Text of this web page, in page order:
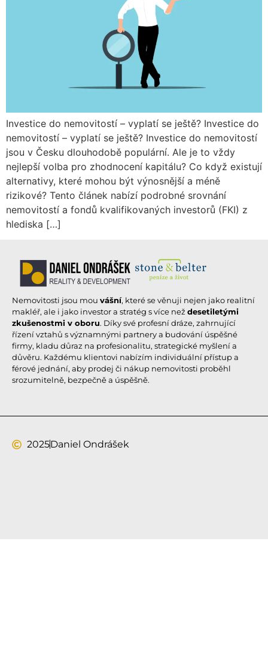
Investice do nemovitostí – vyplatí se ještě? Investice do
nemovitostí – vyplatí se ještě? Investice do nemovitostí
jsou v Česku dlouhodobě populární. Ale je to vždy
nejlepší volba pro zhodnocení kapitálu? Co když existují
alternativy, které mohou být výnosnější a méně
rizikové? Tento článek nabízí podrobné srovnání
nemovitostí a fondů kvalifikovaných investorů (FKI) z
hlediska […]
Nemovitosti jsou mou vášní, které se věnuji nejen jako realitní
makléř, ale i jako investor a stratég s více než desetiletými
zkušenostmi v oboru. Díky své profesní dráze, zahrnující
řízení vztahů s významnými partnery a budování úspěšné
firmy, kladu důraz na profesionalitu, strategické myšlení a
důvěru. Každému klientovi nabízím individuální přístup a
férové jednání, aby prodej či nákup nemovitosti proběhl
srozumitelně, bezpečně a úspěšně.
2025Daniel Ondrášek